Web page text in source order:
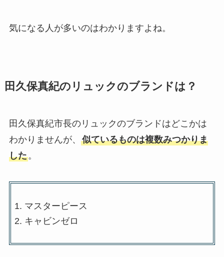
気になる人が多いのはわかりますよね。
田久保真紀のリュックのブランドは？
田久保真紀市長のリュックのブランドはどこかは
わかりませんが、 似ているものは複数みつかりま
した。
マスターピース
キャビンゼロ